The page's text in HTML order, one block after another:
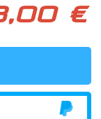
€